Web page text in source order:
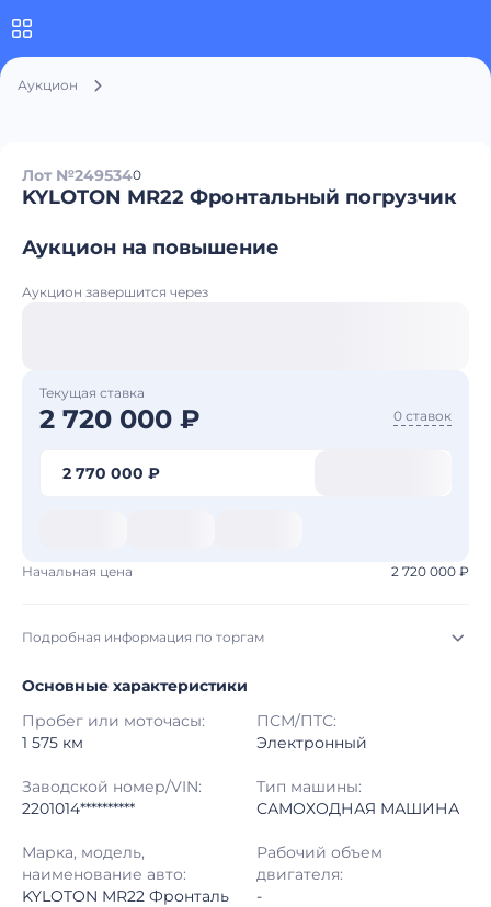
Аукцион
Лот №2495340
KYLOTON MR22 Фронтальный погрузчик
Аукцион на повышение
Аукцион завершится через
Текущая ставка
2 720 000 ₽ 0 ставок
2 770 000 ₽
Начальная цена 2 720 000 ₽
Подробная информация по торгам
Начало торгов: 05.08.2026, 13:21 МСК
Конец торгов: 12.08.2026, 13:37 МСК
Тип аукциона: Открытые торги
Шаг торгов: 50 000 ₽
Основные характеристики
Пробег или моточасы:
1 575 км
ПСМ/ПТС:
Электронный
Заводской номер/VIN:
2201014**********
Тип машины:
САМОХОДНАЯ МАШИНА
Марка, модель,
наименование авто:
KYLOTON MR22 Фронталь
Рабочий объем
двигателя:
-